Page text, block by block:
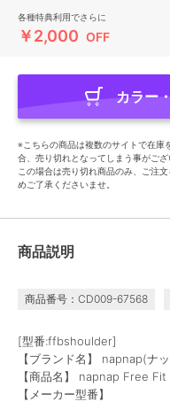
各種特典利用でさらに
￥2,000 OFF
カラー
※こちらの商品は複数のサイトで在庫
合、売り切れとなってしまう事がござ
この場合は売り切れ商品のみ、ご注
めご了承くださいませ。
商品説明
商品番号：CD009-67568
[型番:ffbshoulder]
【ブランド名】 napnap(ナ
【商品名】 napnap Free
【メーカー型番】